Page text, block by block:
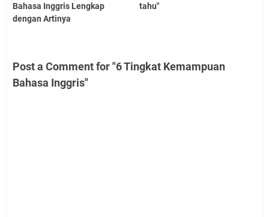
Bahasa Inggris Lengkap
dengan Artinya
tahu"
Post a Comment for "6 Tingkat Kemampuan
Bahasa Inggris"